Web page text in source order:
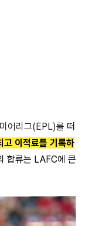
어리그(EPL)를 떠
이적료를 기록하
합류는 LAFC에 큰